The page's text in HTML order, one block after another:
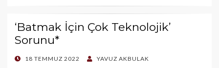
‘Batmak İçin Çok Teknolojik’
Sorunu*
POSTED
18 TEMMUZ 2022 YAVUZ AKBULAK